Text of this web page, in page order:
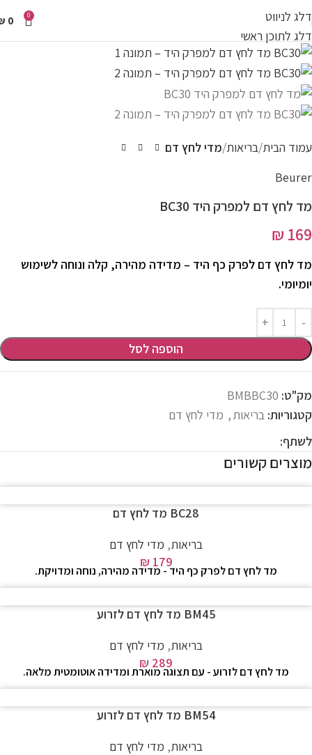
דלג לניווט
דלג לתוכן ראשי
0
0
עמוד הבית בריאות מדי לחץ דם
Beurer
מד לחץ דם למפרק היד BC30
₪ 169
מד לחץ דם לפרק כף היד – מדידה מהירה, קלה ונוחה לשימוש
יומיומי.
הוספה לסל
מק"ט: BMBBC30
קטגוריות: בריאות, מדי לחץ דם
לשתף:
מוצרים קשורים
BC28 מד לחץ דם
בריאות, מדי לחץ דם
₪ 179
מד לחץ דם לפרק כף היד - מדידה מהירה, נוחה ומדויקת.
BM45 מד לחץ דם לזרוע
בריאות, מדי לחץ דם
₪ 289
מד לחץ דם לזרוע - עם תצוגה מוארת ומדידה אוטומטית מלאה.
BM54 מד לחץ דם לזרוע
בריאות, מדי לחץ דם